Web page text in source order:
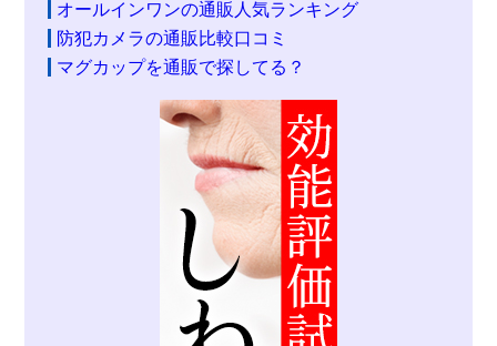
オールインワンの通販人気ランキング
防犯カメラの通販比較口コミ
マグカップを通販で探してる？